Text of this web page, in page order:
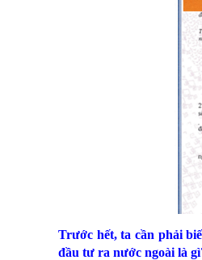
Trước hết, ta cần phải
đầu tư ra nước ngoài là